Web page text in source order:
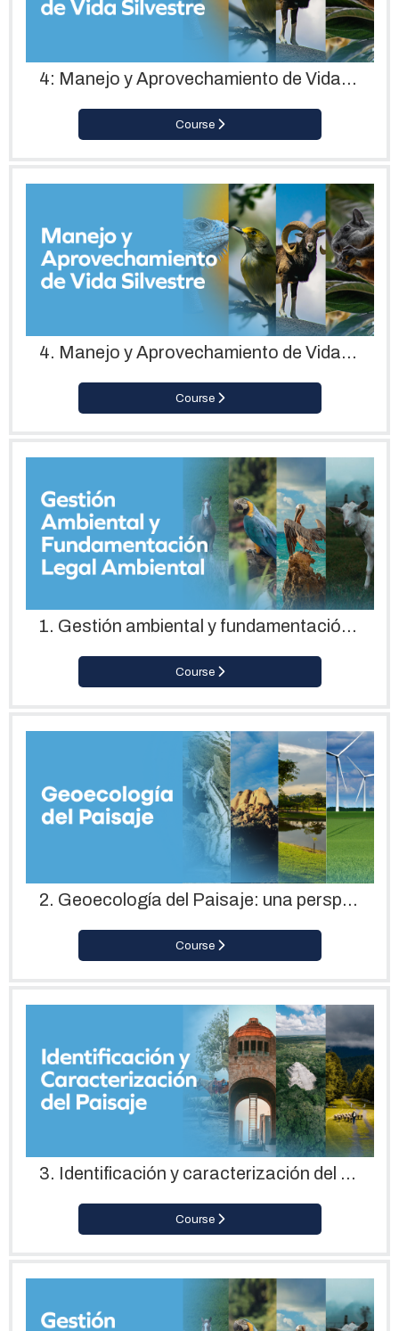
4: Manejo y Aprovechamiento de Vida Silvestre
Course
4. Manejo y Aprovechamiento de Vida Silvestre
Course
1. Gestión ambiental y fundamentación legal ambiental
Course
2. Geoecología del Paisaje: una perspectiva geográfica para la conservación de la naturaleza
Course
3. Identificación y caracterización del paisaje
Course